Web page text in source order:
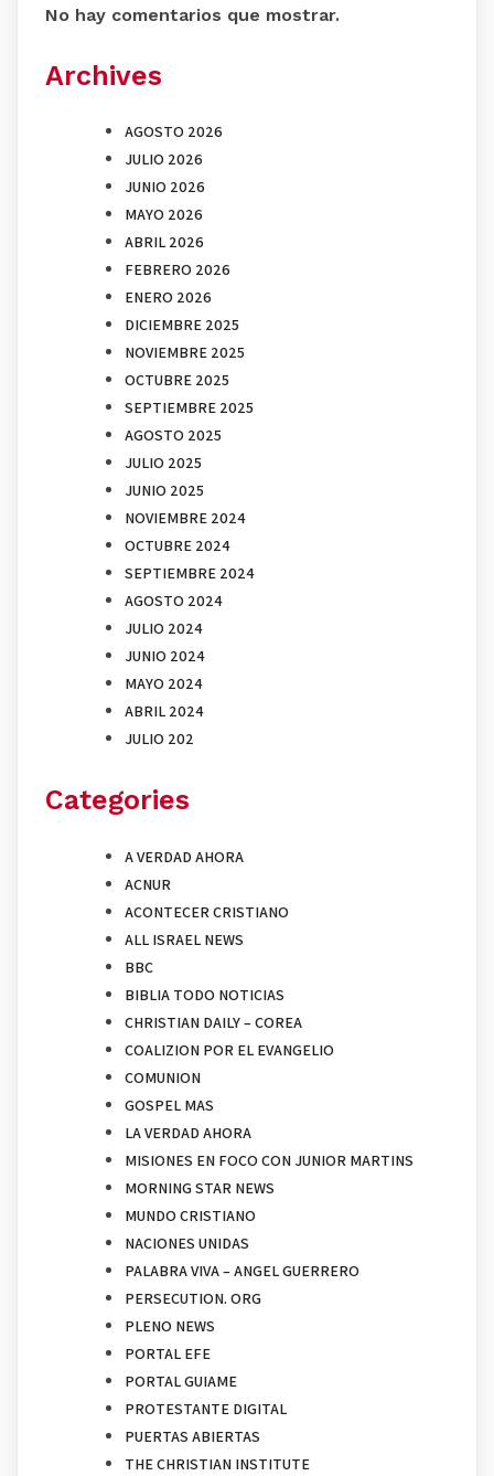
No hay comentarios que mostrar.
Archives
AGOSTO 2026
JULIO 2026
JUNIO 2026
MAYO 2026
ABRIL 2026
FEBRERO 2026
ENERO 2026
DICIEMBRE 2025
NOVIEMBRE 2025
OCTUBRE 2025
SEPTIEMBRE 2025
AGOSTO 2025
JULIO 2025
JUNIO 2025
NOVIEMBRE 2024
OCTUBRE 2024
SEPTIEMBRE 2024
AGOSTO 2024
JULIO 2024
JUNIO 2024
MAYO 2024
ABRIL 2024
JULIO 202
Categories
A VERDAD AHORA
ACNUR
ACONTECER CRISTIANO
ALL ISRAEL NEWS
BBC
BIBLIA TODO NOTICIAS
CHRISTIAN DAILY – COREA
COALIZION POR EL EVANGELIO
COMUNION
GOSPEL MAS
LA VERDAD AHORA
MISIONES EN FOCO CON JUNIOR MARTINS
MORNING STAR NEWS
MUNDO CRISTIANO
NACIONES UNIDAS
PALABRA VIVA – ANGEL GUERRERO
PERSECUTION. ORG
PLENO NEWS
PORTAL EFE
PORTAL GUIAME
PROTESTANTE DIGITAL
PUERTAS ABIERTAS
THE CHRISTIAN INSTITUTE